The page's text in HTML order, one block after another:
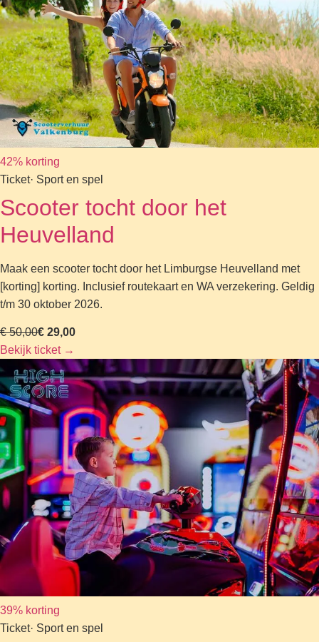
42% korting
Ticket· Sport en spel
Scooter tocht door het
Heuvelland
Maak een scooter tocht door het Limburgse Heuvelland met
[korting] korting. Inclusief routekaart en WA verzekering. Geldig
t/m 30 oktober 2026.
€ 50,00€ 29,00
Bekijk ticket →
39% korting
Ticket· Sport en spel